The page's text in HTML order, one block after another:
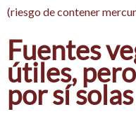
(riesgo de contener
Fuentes
útiles,
por sí solas